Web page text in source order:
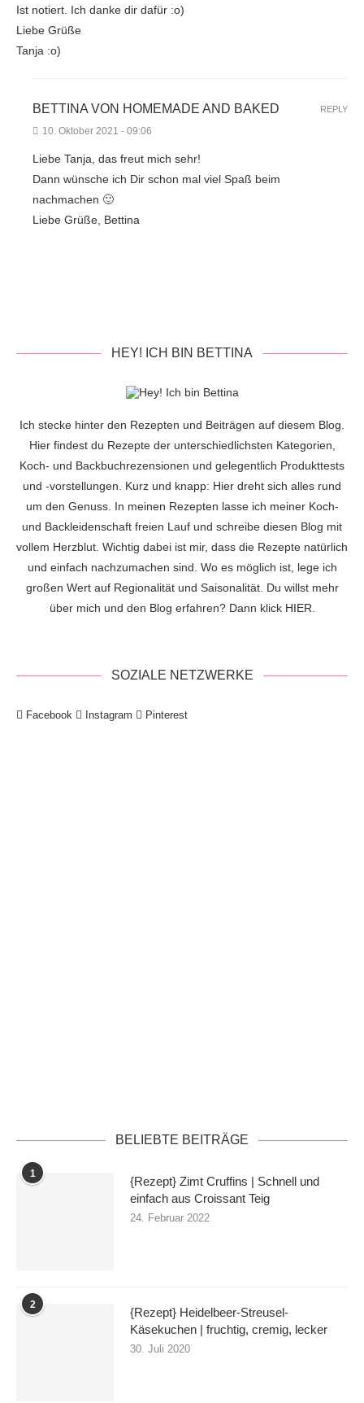
Ist notiert. Ich danke dir dafür :o)
Liebe Grüße
Tanja :o)
BETTINA VON HOMEMADE AND BAKED
10. Oktober 2021 - 09:06
Liebe Tanja, das freut mich sehr!
Dann wünsche ich Dir schon mal viel Spaß beim
nachmachen 🙂
Liebe Grüße, Bettina
REPLY
HEY! ICH BIN BETTINA
Ich stecke hinter den Rezepten und Beiträgen auf diesem Blog.
Hier findest du Rezepte der unterschiedlichsten Kategorien,
Koch- und Backbuchrezensionen und gelegentlich Produkttests
und -vorstellungen. Kurz und knapp: Hier dreht sich alles rund
um den Genuss. In meinen Rezepten lasse ich meiner Koch-
und Backleidenschaft freien Lauf und schreibe diesen Blog mit
vollem Herzblut. Wichtig dabei ist mir, dass die Rezepte natürlich
und einfach nachzumachen sind. Wo es möglich ist, lege ich
großen Wert auf Regionalität und Saisonalität. Du willst mehr
über mich und den Blog erfahren? Dann klick HIER
SOZIALE NETZWERKE
Facebook Instagram Pinterest
BELIEBTE BEITRÄGE
1
{Rezept} Zimt Cruffins | Schnell und
einfach aus Croissant Teig
24. Februar 2022
2
{Rezept} Heidelbeer-Streusel-
Käsekuchen | fruchtig, cremig, lecker
30. Juli 2020